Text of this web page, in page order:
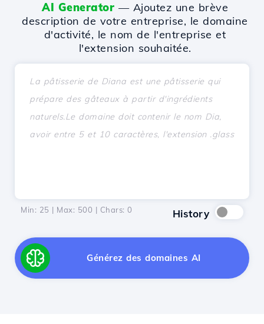
AI Generator — Ajoutez une brève
description de votre entreprise, le domaine
d'activité, le nom de l'entreprise et
l'extension souhaitée.
Min: 25 | Max: 500 | Chars: 0 History
Générez des domaines AI